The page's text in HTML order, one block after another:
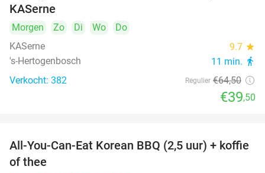
KASerne
Morgen Zo Di Wo
Do
KASerne
9.7 star
's-Hertogenbosch 11 min. directions_walk
Verkocht: 382 Regulier €64,50
€39,50
26%
All-You-Can-Eat Korean BBQ (2,5 uur) + koffie
of thee